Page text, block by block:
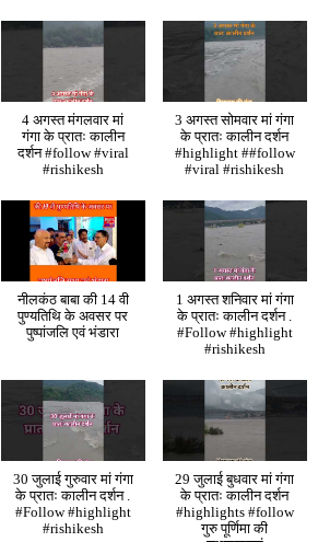
4 अगस्त मंगलवार मां
गंगा के प्रातः कालीन
दर्शन #follow #viral
#rishikesh
3 अगस्त सोमवार मां गंगा
के प्रातः कालीन दर्शन
#highlight ##follow
#viral #rishikesh
नीलकंठ बाबा की 14 वी
पुण्यतिथि के अवसर पर
पुष्पांजलि एवं भंडारा
1 अगस्त शनिवार मां गंगा
के प्रातः कालीन दर्शन .
#Follow #highlight
#rishikesh
30 जुलाई गुरुवार मां गंगा
के प्रातः कालीन दर्शन .
#Follow #highlight
#rishikesh
29 जुलाई बुधवार मां गंगा
के प्रातः कालीन दर्शन
#highlights #follow
गुरु पूर्णिमा की